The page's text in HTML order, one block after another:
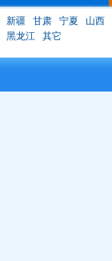
新疆 甘肃 宁夏
山西
黑龙江 其它